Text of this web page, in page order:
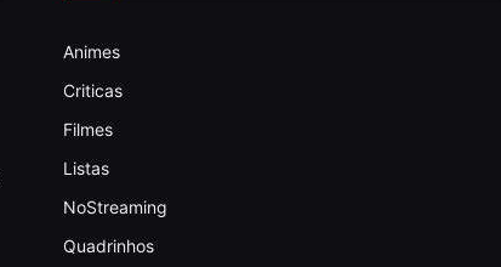
Animes
Criticas
Filmes
Listas
NoStreaming
Quadrinhos